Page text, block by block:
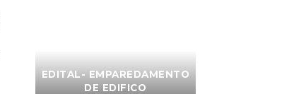
EDITAL- EMPAREDAMENTO
DE EDIFICO